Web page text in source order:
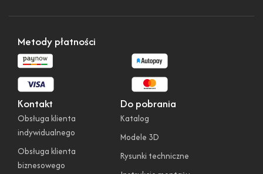
Kontakt
Obsługa klienta
indywidualnego
Obsługa klienta
biznesowego
Do pobrania
Katalog
Modele 3D
Rysunki techniczne
Metody płatności